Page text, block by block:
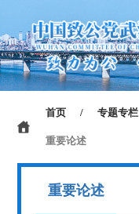
首页 / 专题专栏
重要论述
重要论述